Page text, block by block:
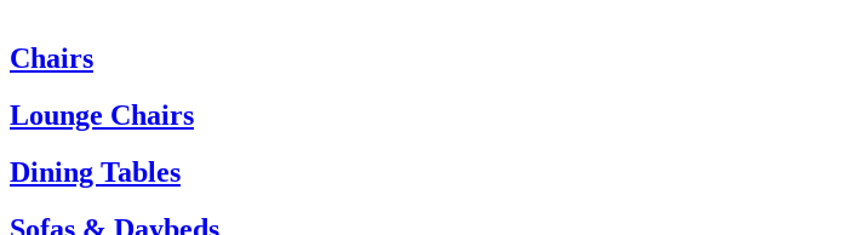
Heeft u hulp nodig? Neem dan contact op met de klantenservice via:
Tel.: +45 66 12 14 04
info@carlhansen.dk
Chairs
Lounge Chairs
Dining Tables
Sofas & Daybeds